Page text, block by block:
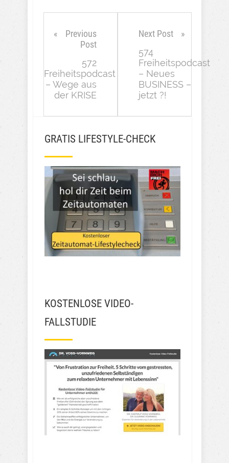
Previous
Post
572
Freiheitspodcast
– Wege aus
der KRISE
Next Post
574
Freiheitspodcast
– Neues
BUSINESS –
jetzt ?!
GRATIS LIFESTYLE-CHECK
KOSTENLOSE VIDEO-
FALLSTUDIE